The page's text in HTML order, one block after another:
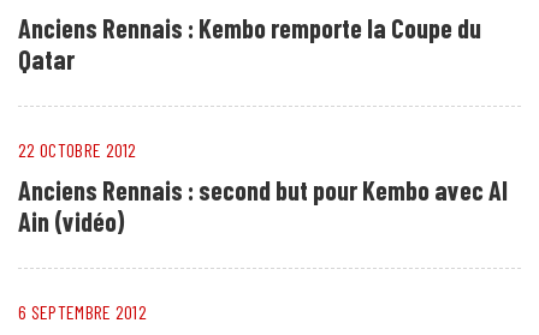
Anciens Rennais : Kembo remporte la Coupe du
Qatar
22 OCTOBRE 2012
Anciens Rennais : second but pour Kembo avec Al
Ain (vidéo)
6 SEPTEMBRE 2012